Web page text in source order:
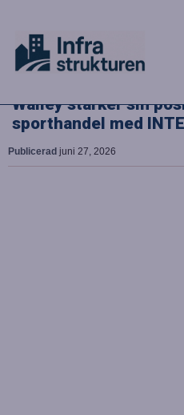
Walley stärker sin
sporthandel med
Publicerad juni 27, 2026